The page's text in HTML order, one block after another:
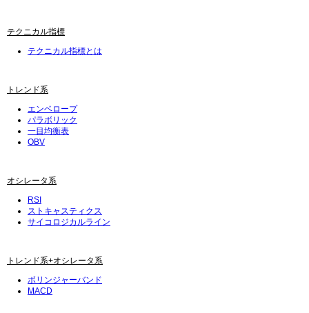
テクニカル指標
テクニカル指標とは
トレンド系
エンベロープ
パラボリック
一目均衡表
OBV
オシレータ系
RSI
ストキャスティクス
サイコロジカルライン
トレンド系+オシレータ系
ボリンジャーバンド
MACD